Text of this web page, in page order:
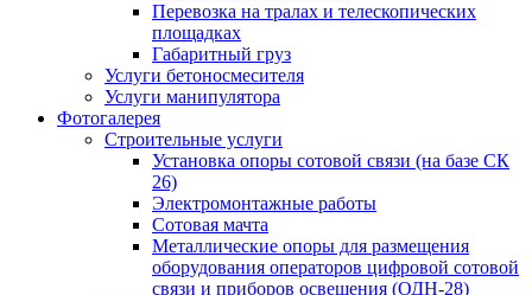
Перевозка на тралах и телескопических
площадках
Габаритный груз
Услуги бетоносмесителя
Услуги манипулятора
Фотогалерея
Строительные услуги
Установка опоры сотовой связи (на базе СК
26)
Электромонтажные работы
Сотовая мачта
Металлические опоры для размещения
оборудования операторов цифровой сотовой
связи и приборов освещения (ОДН-28)